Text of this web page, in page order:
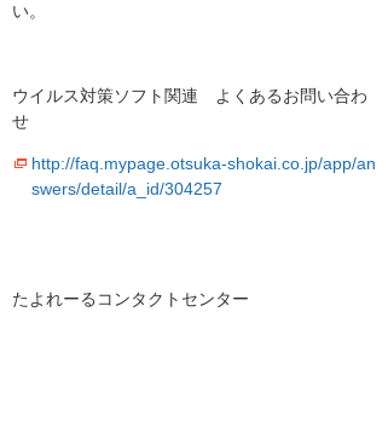
い。
ウイルス対策ソフト関連 よくあるお問い合わ
せ
http://faq.mypage.otsuka-shokai.co.jp/app/an
swers/detail/a_id/304257
たよれーるコンタクトセンター